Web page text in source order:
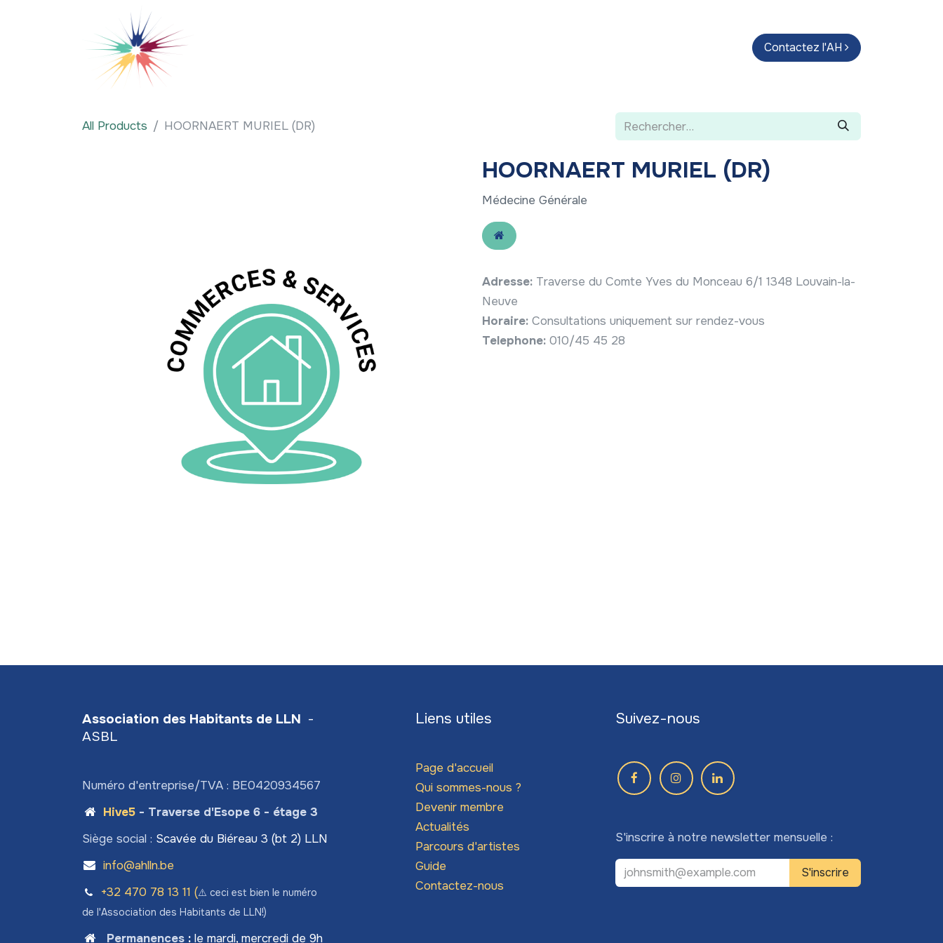
Parcours d'artistes Guide
Contactez l'AH
All Products HOORNAERT MURIEL (DR)
HOORNAERT MURIEL (DR)
Médecine Générale
Adresse: Traverse du Comte Yves du Monceau 6/1 1348 Louvain-la-
Neuve
Horaire: Consultations uniquement sur rendez-vous
Telephone: 010/45 45 28
Association des Habitants de LLN -
ASBL
Numéro d'entreprise/TVA : BE0420934567
Hive5- Traverse d'Esope 6 - étage 3
Siège social : Scavée du Biéreau 3 (bt 2) LLN
info@ahlln.be
+32 470 78​ 13 11 (⚠️ ceci est bien le numéro
de l'Association des Habitants de LLN!)
Permanences: le mardi, mercredi de 9h
Liens utiles
Page d'accueil
Qui sommes-nous ?
Devenir membre
Actualités
Parcours d'artistes
Guide
Contactez-nous
Suivez-nous
S'inscrire à notre newsletter mensuelle :
S'inscrire